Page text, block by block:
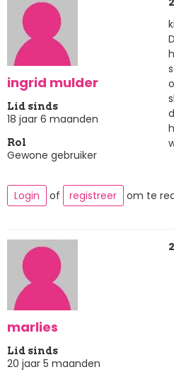
ingrid mulder
Lid sinds
18 jaar 6 maanden
Rol
Gewone gebruiker
Login of registreer om te
marlies
Lid sinds
20 jaar 5 maanden